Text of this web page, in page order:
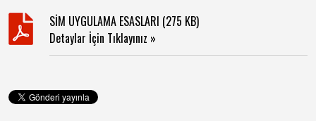
SİM UYGULAMA ESASLARI (275 KB)
Detaylar İçin Tıklayınız »